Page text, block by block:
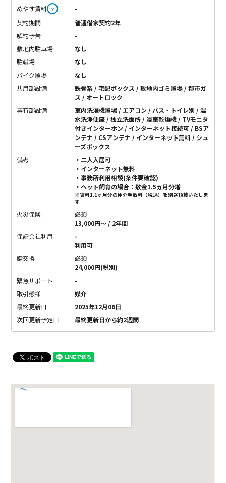
めやす賃料 ？
-
契約期間
普通借家契約2年
解約予告
-
敷地内駐車場
なし
駐輪場
なし
バイク置場
なし
共用部設備
鉄骨系 / 宅配ボックス / 敷地内ゴミ置場 / 都市ガ
ス / オートロック
専有部設備
室内洗濯機置場 / エアコン / バス・トイレ別 / 温
水洗浄便座 / 独立洗面所 / 浴室乾燥機 / TVモニタ
付きインターホン / インターネット接続可 / BSア
ンテナ / CSアンテナ / インターネット無料 / シュ
ーズボックス
備考
・二人入居可
・インターネット無料
・事務所利用相談(条件要確認)
・ペット飼育の場合：敷金1.5ヵ月分増
※賃料1.1ヶ月分の仲介手数料（税込）を別途頂戴いたしま
す
火災保険
必須
13,000円〜 / 2年間
保証会社利用
-
利用可
鍵交換
必須
24,000円(税別)
緊急サポート
-
取引態様
媒介
最終更新日
2025年12月06日
次回更新予定日
最終更新日から約2週間